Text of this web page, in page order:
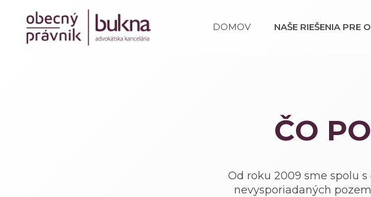
DOMOV NAŠE RIEŠENIA PRE
ČO
Od roku 2009 sme spolu
nevysporiadaných